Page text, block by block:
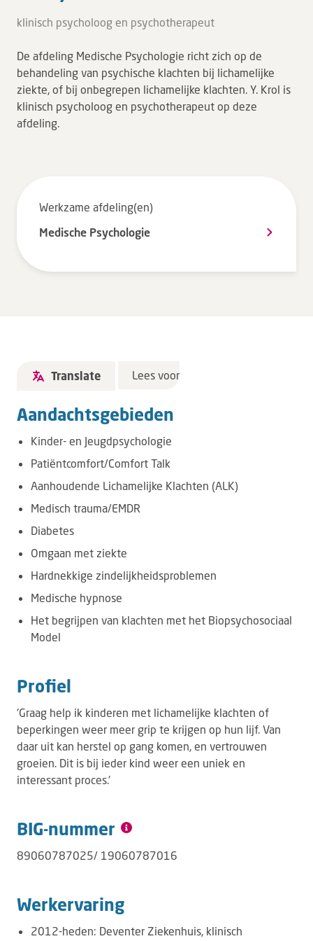
Tarieven en vergoeding
Uw gegevens
Wachttijden
Bezoek
Leren
Over ons
Verwijzers
klinisch psycholoog en psychotherapeut
De afdeling Medische Psychologie richt zich op de
behandeling van psychische klachten bij lichamelijke
ziekte, of bij onbegrepen lichamelijke klachten. Y. Krol is
klinisch psycholoog en psychotherapeut op deze
afdeling.
Werkzame afdeling(en)
Medische Psychologie
Translate Lees voor
Aandachtsgebieden
Kinder- en Jeugdpsychologie
Patiëntcomfort/Comfort Talk
Aanhoudende Lichamelijke Klachten (ALK)
Medisch trauma/EMDR
Diabetes
Omgaan met ziekte
Hardnekkige zindelijkheidsproblemen
Medische hypnose
Het begrijpen van klachten met het Biopsychosociaal
Model
Profiel
'Graag help ik kinderen met lichamelijke klachten of
beperkingen weer meer grip te krijgen op hun lijf. Van
daar uit kan herstel op gang komen, en vertrouwen
groeien. Dit is bij ieder kind weer een uniek en
interessant proces.'
BIG-nummer
89060787025/ 19060787016
Werkervaring
2012-heden: Deventer Ziekenhuis, klinisch